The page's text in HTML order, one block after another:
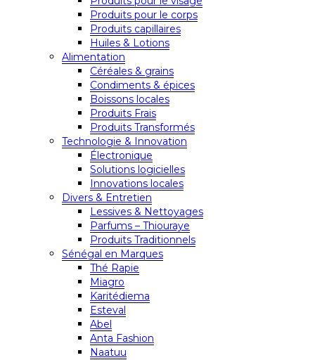
Produits pour le corps
Produits capillaires
Huiles & Lotions
Alimentation
Céréales & grains
Condiments & épices
Boissons locales
Produits Frais
Produits Transformés
Technologie & Innovation
Électronique
Solutions logicielles
Innovations locales
Divers & Entretien
Lessives & Nettoyages
Parfums – Thiouraye
Produits Traditionnels
Sénégal en Marques
Thé Rapie
Miagro
Karitédiema
Esteval
Abel
Anta Fashion
Naatuu